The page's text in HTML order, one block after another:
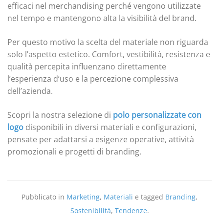
efficaci nel merchandising perché vengono utilizzate
nel tempo e mantengono alta la visibilità del brand.
Per questo motivo la scelta del materiale non riguarda
solo l’aspetto estetico. Comfort, vestibilità, resistenza e
qualità percepita influenzano direttamente
l’esperienza d’uso e la percezione complessiva
dell’azienda.
Scopri la nostra selezione di polo personalizzate con
logo disponibili in diversi materiali e configurazioni,
pensate per adattarsi a esigenze operative, attività
promozionali e progetti di branding.
Pubblicato in Marketing, Materiali e tagged Branding,
Sostenibilità, Tendenze.